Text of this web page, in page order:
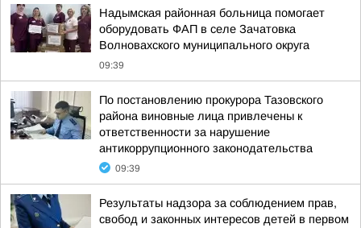
Надымская районная больница помогает
оборудовать ФАП в селе Зачатовка
Волновахского муниципального округа
09:39
По постановлению прокурора Тазовского
района виновные лица привлечены к
ответственности за нарушение
антикоррупционного законодательства
09:39
Результаты надзора за соблюдением прав,
свобод и законных интересов детей в первом